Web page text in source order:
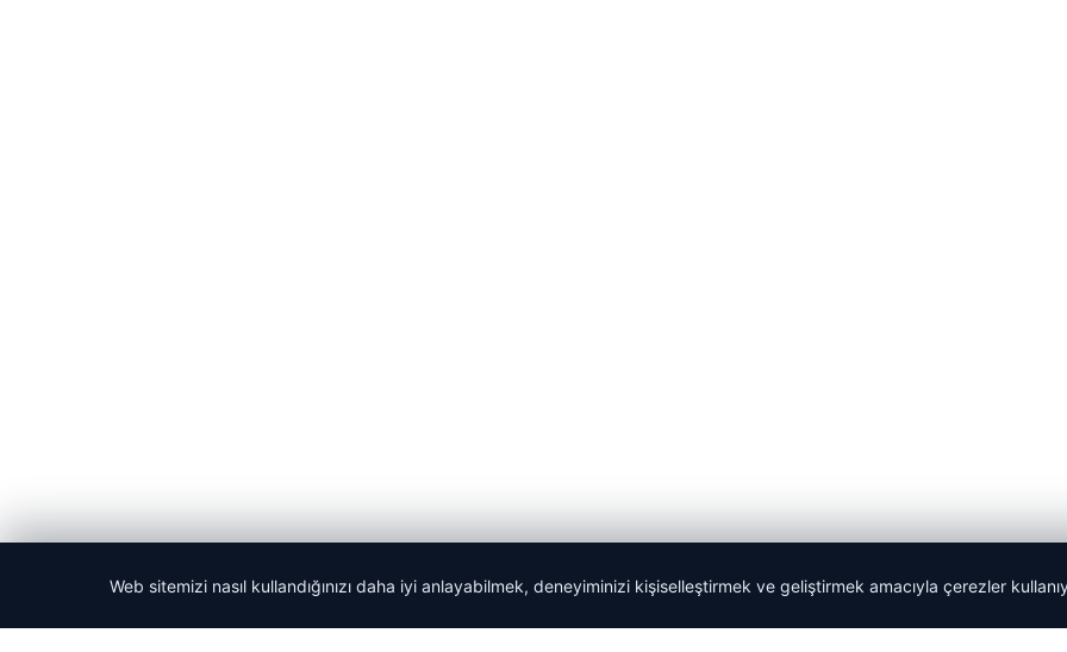
© 2026 Yerel Gazetesi
Web sitemizi nasıl kullandığınızı daha iyi anlayabilmek, deneyiminizi kişiselleştirmek ve geliştirmek amacıyla çerezler